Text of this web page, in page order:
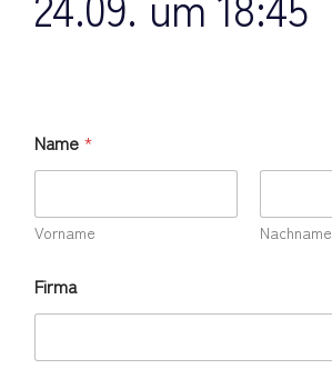
Name *
Vorname Nachname
Firma